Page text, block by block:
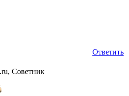
Ответить
Советник